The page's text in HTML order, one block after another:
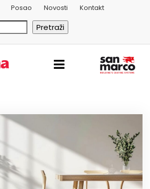
Posao Novosti Kontakt
Pretraži